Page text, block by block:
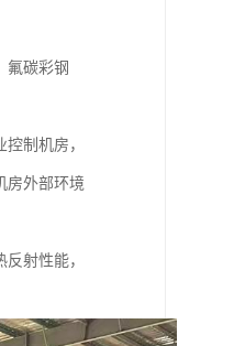
氟碳彩钢
制机房，
房外部环境
射性能，